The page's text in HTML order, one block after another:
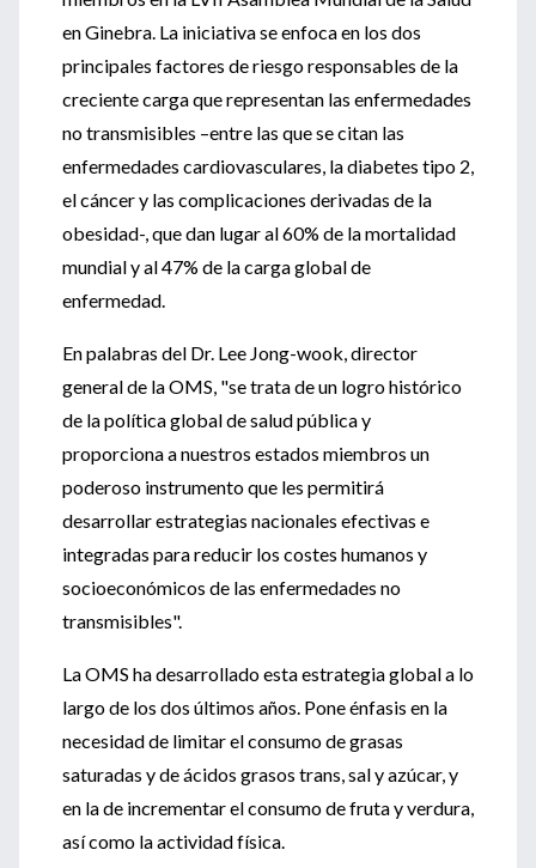
en Ginebra. La iniciativa se enfoca en los dos
principales factores de riesgo responsables de la
creciente carga que representan las enfermedades
no transmisibles –entre las que se citan las
enfermedades cardiovasculares, la diabetes tipo 2,
el cáncer y las complicaciones derivadas de la
obesidad-, que dan lugar al 60% de la mortalidad
mundial y al 47% de la carga global de
enfermedad.
En palabras del Dr. Lee Jong-wook, director
general de la OMS, "se trata de un logro histórico
de la política global de salud pública y
proporciona a nuestros estados miembros un
poderoso instrumento que les permitirá
desarrollar estrategias nacionales efectivas e
integradas para reducir los costes humanos y
socioeconómicos de las enfermedades no
transmisibles".
La OMS ha desarrollado esta estrategia global a lo
largo de los dos últimos años. Pone énfasis en la
necesidad de limitar el consumo de grasas
saturadas y de ácidos grasos trans, sal y azúcar, y
en la de incrementar el consumo de fruta y verdura,
así como la actividad física.